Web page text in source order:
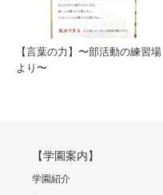
【言葉の力】〜部活動の練習場
より〜
【学園案内】
学園紹介